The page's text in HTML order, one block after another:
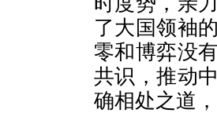
了大国领袖
零和博弈没
共识，推动
确相处之道